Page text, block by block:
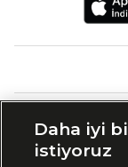
Daha iyi
istiyoruz